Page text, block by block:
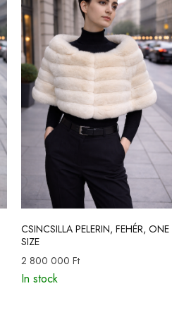
CSINCSILLA PELERIN, FEHÉR, ONE
SIZE
2 800 000 Ft
In stock